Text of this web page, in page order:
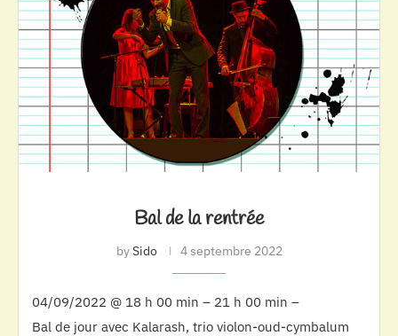
Bal de la rentrée
bySido 4 septembre 2022
04/09/2022 @ 18 h 00 min – 21 h 00 min –
Bal de jour avec Kalarash, trio violon-oud-cymbalum